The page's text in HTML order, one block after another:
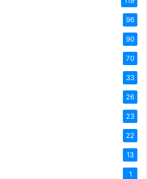
96
90
70
33
26
23
22
13
1